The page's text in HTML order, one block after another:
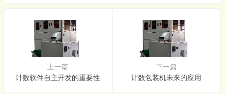
上一篇
计数软件自主开发的重要性
下一篇
计数包装机未来的应用